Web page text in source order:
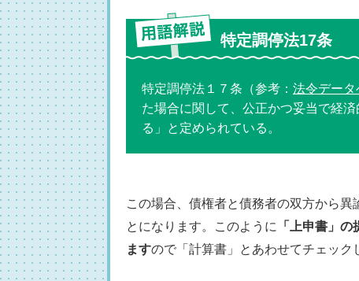
特定調停法17条
特定調停法１７条（参考： 法令データ
た場合に関して、公正かつ妥当で経
る」と定められている。
この場合、債権者と債務者の双方から
とになります。このように
「上申書」
ますので「計算書」とあわせてチェック